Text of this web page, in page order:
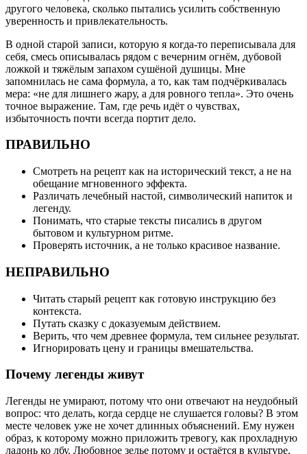
другого человека, сколько пытались усилить собственную
уверенность и привлекательность.
В одной старой записи, которую я когда-то переписывала для
себя, смесь описывалась рядом с вечерним огнём, дубовой
ложкой и тяжёлым запахом сушёной душицы. Мне
запомнилась не сама формула, а то, как там подчёркивалась
мера: «не для лишнего жару, а для ровного тепла». Это очень
точное выражение. Там, где речь идёт о чувствах,
избыточность почти всегда портит дело.
ПРАВИЛЬНО
Смотреть на рецепт как на исторический текст, а не на
обещание мгновенного эффекта.
Различать лечебный настой, символический напиток и
легенду.
Понимать, что старые тексты писались в другом
бытовом и культурном ритме.
Проверять источник, а не только красивое название.
НЕПРАВИЛЬНО
Читать старый рецепт как готовую инструкцию без
контекста.
Путать сказку с доказуемым действием.
Верить, что чем древнее формула, тем сильнее результат.
Игнорировать цену и границы вмешательства.
Почему легенды живут
Легенды не умирают, потому что они отвечают на неудобный
вопрос: что делать, когда сердце не слушается головы? В этом
месте человек уже не хочет длинных объяснений. Ему нужен
образ, к которому можно приложить тревогу, как прохладную
ладонь ко лбу. Любовное зелье потому и остаётся в культуре,